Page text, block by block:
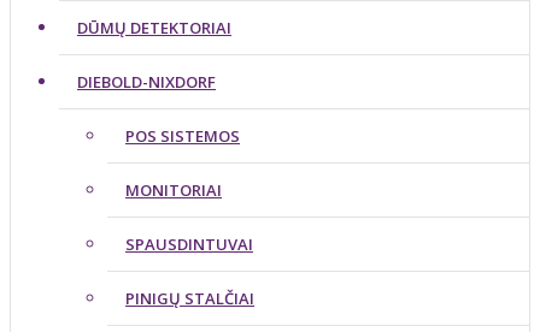
DŪMŲ DETEKTORIAI
DIEBOLD-NIXDORF
POS SISTEMOS
MONITORIAI
SPAUSDINTUVAI
PINIGŲ STALČIAI